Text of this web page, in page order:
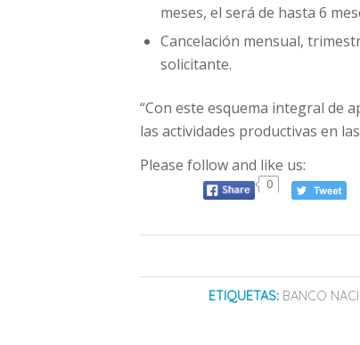
meses, el será de hasta 6
Cancelación mensual,
solicitante.
“Con este esquema integral de
las actividades productivas en
Please follow and like us:
0
ETIQUETAS: BANCO